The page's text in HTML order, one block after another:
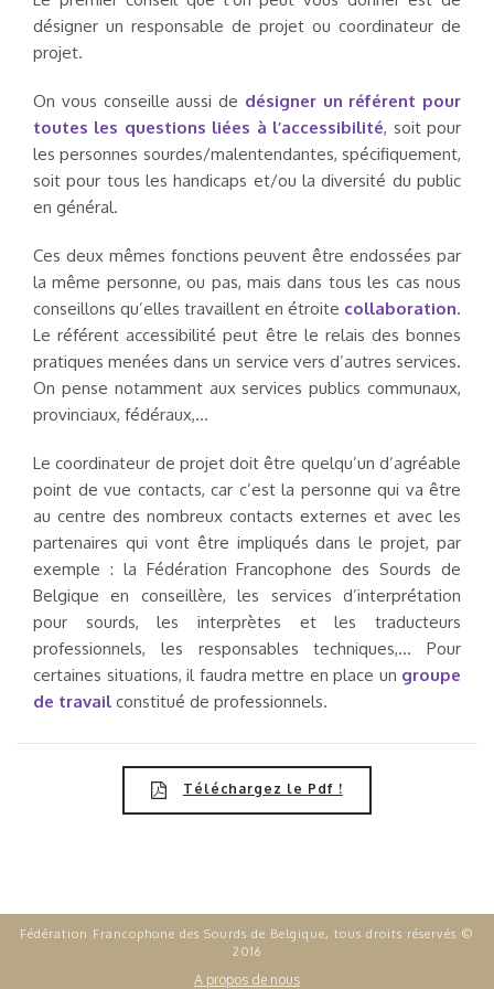
désigner un responsable de projet ou coordinateur de
projet.
On vous conseille aussi de désigner un référent pour
toutes les questions liées à l’accessibilité, soit pour
les personnes sourdes/malentendantes, spécifiquement,
soit pour tous les handicaps et/ou la diversité du public
en général.
Ces deux mêmes fonctions peuvent être endossées par
la même personne, ou pas, mais dans tous les cas nous
conseillons qu’elles travaillent en étroite collaboration.
Le référent accessibilité peut être le relais des bonnes
pratiques menées dans un service vers d’autres services.
On pense notamment aux services publics communaux,
provinciaux, fédéraux,…
Le coordinateur de projet doit être quelqu’un d’agréable
point de vue contacts, car c’est la personne qui va être
au centre des nombreux contacts externes et avec les
partenaires qui vont être impliqués dans le projet, par
exemple : la Fédération Francophone des Sourds de
Belgique en conseillère, les services d’interprétation
pour sourds, les interprètes et les traducteurs
professionnels, les responsables techniques,… Pour
certaines situations, il faudra mettre en place un groupe
de travail constitué de professionnels.
Téléchargez le Pdf !
Fédération Francophone des Sourds de Belgique, tous droits réservés ©
2016
A propos de nous